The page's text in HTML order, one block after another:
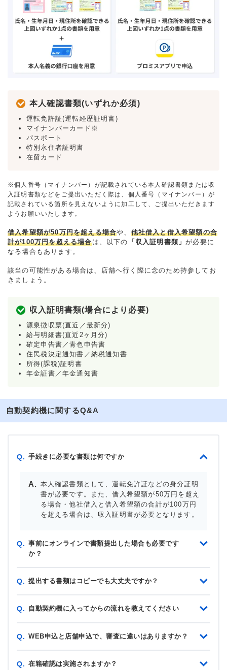
本人確認書類(いずれか必須)
運転免許証(運転経歴証明書)
マイナンバーカード※
パスポート
特別永住者証明書
在留カード
※個人番号（マイナンバー）が記載されている本人確認書類または収
入証明書類などをご提出いただく際は、個人番号（マイナンバー）が
記載されている箇所を見えないように加工して、ご提出いただきます
ようお願いいたします。
借入希望額が50万円を超える場合や、 他社借入と借入希望額の合
計が100万円を超える場合は、以下の 「収入証明書類」が必要に
なる場合もあります。
該当の可能性がある場合は、店舗へ行く際に念のため持参してお
きましょう。
収入証明書類(場合により必要)
源泉徴収票(直近／最新分)
給与明細書(直近2ヶ月分)
確定申告書／青色申告書
住民税決定通知書／納税通知書
所得(課税)証明書
年金証書／年金通知書
自動契約機に関するQ&A
Q. 手続きに必要な書類は何ですか
本人確認書類として、運転免許証などの身分証明
書が必要です。また、借入希望額が50万円を超え
る場合・他社借入と借入希望額の合計が100万円
を超える場合は、収入証明書が必要となります。
Q. 事前にオンラインで書類提出した場合も必要です
か？
Q. 提出する書類はコピーでも大丈夫ですか？
Q. 自動契約機に入ってからの流れを教えてください
Q. WEB申込と店舗申込で、審査に違いはありますか？
Q. 在籍確認は実施されますか？